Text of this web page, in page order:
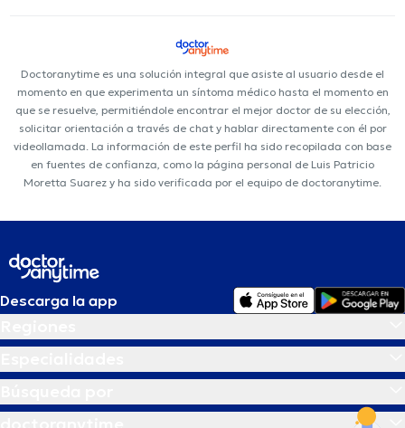
Doctoranytime es una solución integral que asiste al usuario desde el
momento en que experimenta un síntoma médico hasta el momento en
que se resuelve, permitiéndole encontrar el mejor doctor de su elección,
solicitar orientación a través de chat y hablar directamente con él por
videollamada. La información de este perfil ha sido recopilada con base
en fuentes de confianza, como la página personal de Luis Patricio
Moretta Suarez y ha sido verificada por el equipo de doctoranytime.
Descarga la app